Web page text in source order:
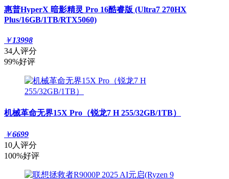
惠普HyperX 暗影精灵 Pro 16酷睿版 (Ultra7 270HX
Plus/16GB/1TB/RTX5060)
￥13998
34人评分
99%好评
机械革命无界15X Pro（锐龙7 H 255/32GB/1TB）
￥6699
10人评分
100%好评